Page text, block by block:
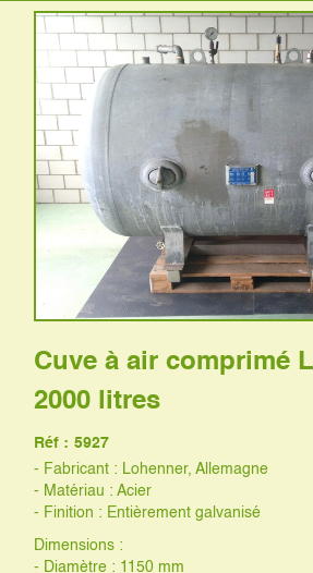
Cuve à air comprimé
2000 litres
Réf : 5927
- Fabricant : Lohenner, Allemagne
- Matériau : Acier
- Finition : Entièrement galvanisé
Dimensions :
- Diamètre : 1150 mm